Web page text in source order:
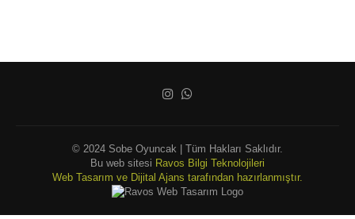
© 2024 Sobe Oyuncak | Tüm Hakları Saklıdır.
Bu web sitesi Ravos Bilgi Teknolojileri
Web Tasarım ve Dijital Ajans tarafından hazırlanmıştır.